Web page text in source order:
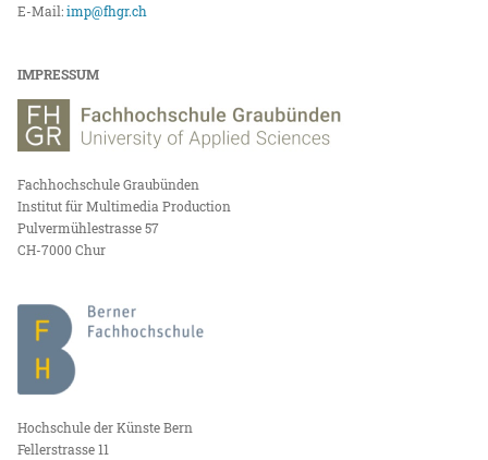
E-Mail:imp@fhgr.ch
IMPRESSUM
Fachhochschule Graubünden
Institut für Multimedia Production
Pulvermühlestrasse 57
CH-7000 Chur
Hochschule der Künste Bern
Fellerstrasse 11